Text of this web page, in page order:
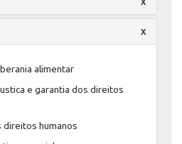
x
alimentar
e garantia dos direitos
direitos humanos